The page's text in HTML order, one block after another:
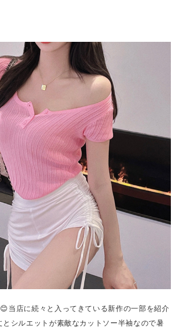
当店に続々と入ってきている新作の一部を紹介
とシルエットが素敵なカットソー半袖なので暑